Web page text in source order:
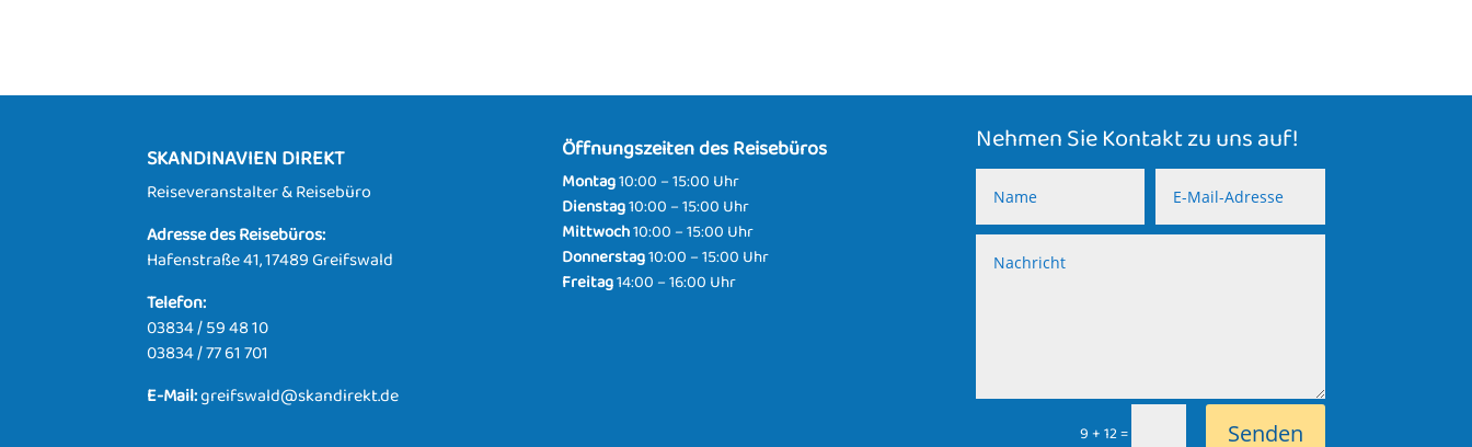
SKANDINAVIEN DIREKT
Reiseveranstalter & Reisebüro
Adresse des Reisebüros:
Hafenstraße 41, 17489 Greifswald
Telefon:
03834 / 59 48 10
03834 / 77 61 701
E-Mail:greifswald@skandirekt.de
Öffnungszeiten des Reisebüros
Montag10:00 – 15:00 Uhr
Dienstag10:00 – 15:00 Uhr
Mittwoch10:00 – 15:00 Uhr
Donnerstag10:00 – 15:00 Uhr
Freitag14:00 – 16:00 Uhr
Nehmen Sie Kontakt zu uns auf!
9 + 12= Senden